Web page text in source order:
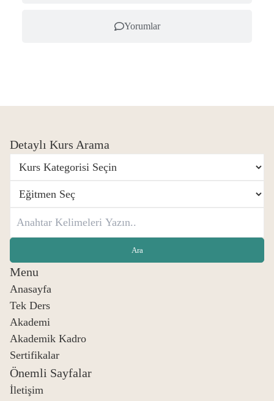
Yorumlar
Detaylı Kurs Arama
Menu
Anasayfa
Tek Ders
Akademi
Akademik Kadro
Sertifikalar
Önemli Sayfalar
İletişim